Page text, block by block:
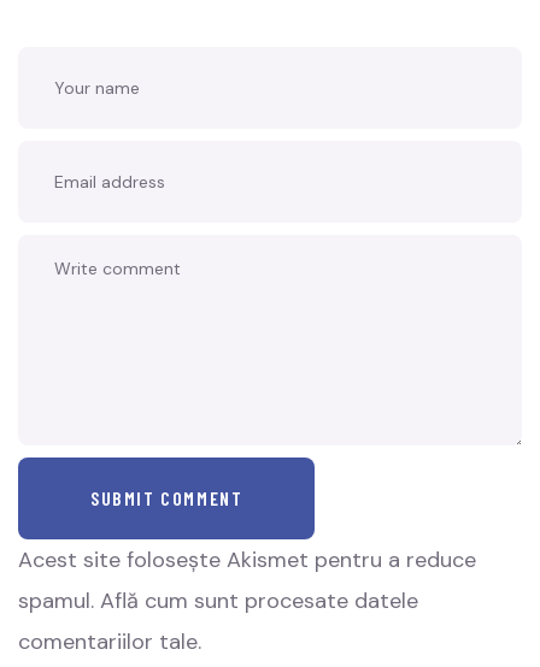
SUBMIT COMMENT
Acest site folosește Akismet pentru a reduce
spamul. Află cum sunt procesate datele
comentariilor tale.